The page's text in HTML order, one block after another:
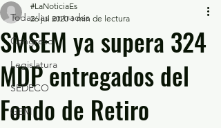
Todas las entradas
Congreso
Legislatura
SEDECO
GEM
SMSEM ya supera 324
MDP entregados del
Fondo de Retiro
#LaNoticiaEs
26 jul 2020 1 min de lectura